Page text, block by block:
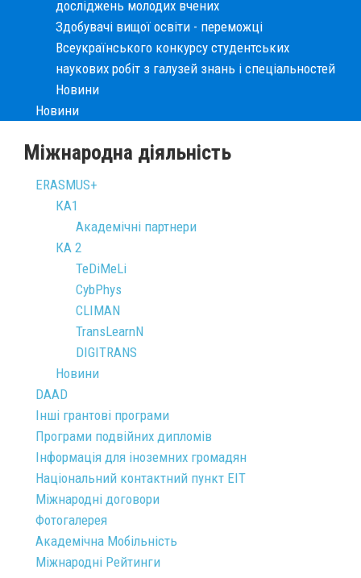
досліджень молодих вчених
Здобувачі вищої освіти - переможці
Всеукраїнського конкурсу студентських
наукових робіт з галузей знань і спеціальностей
Новини
Новини
Міжнародна діяльність
ERASMUS+
КА1
Академічні партнери
КА 2
TeDiMeLi
CybPhys
CLIMAN
TransLearnN
DIGITRANS
Новини
DAAD
Інші грантові програми
Програми подвійних дипломів
Інформація для іноземних громадян
Національний контактний пункт ЕІТ
Міжнародні договори
Фотогалерея
Академічна Мобільність
Міжнародні Рейтинги